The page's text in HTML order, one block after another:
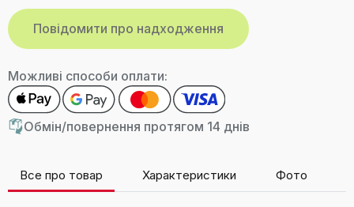
Можливі способи оплати:
Обмін/повернення протягом 14 днів
Все про товар Характеристики Фото